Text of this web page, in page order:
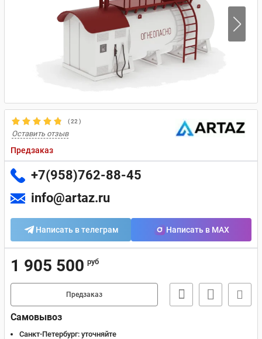
(22 )
Оставить отзыв
Предзаказ
+7(958)762-88-45
info@artaz.ru
Написать в телеграм Написать в MAX
1 905 500 руб
Предзаказ
Самовывоз
Санкт-Петербург: уточняйте